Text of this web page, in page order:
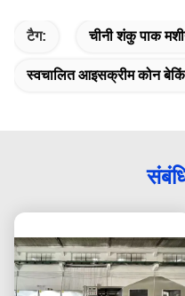
टैग: चीनी शंकु पाक
स्वचालित आइसक्रीम कोन